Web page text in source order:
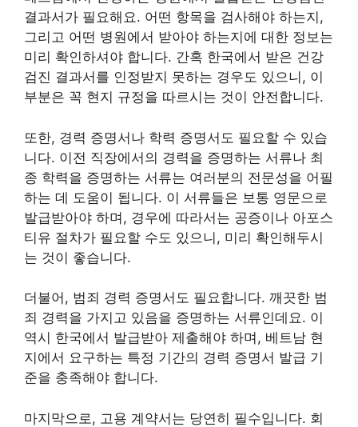
결과서가 필요해요. 어떤 항목을 검사해야 하는지,
그리고 어떤 병원에서 받아야 하는지에 대한 정보는
미리 확인하셔야 합니다. 간혹 한국에서 받은 건강
검진 결과서를 인정받지 못하는 경우도 있으니, 이
부분은 꼭 현지 규정을 따르시는 것이 안전합니다.
또한, 경력 증명서나 학력 증명서도 필요할 수 있습
니다. 이전 직장에서의 경력을 증명하는 서류나 최
종 학력을 증명하는 서류는 여러분의 전문성을 어필
하는 데 도움이 됩니다. 이 서류들은 보통 영문으로
발급받아야 하며, 경우에 따라서는 공증이나 아포스
티유 절차가 필요할 수도 있으니, 미리 확인해두시
는 것이 좋습니다.
더불어, 범죄 경력 증명서도 필요합니다. 깨끗한 범
죄 경력을 가지고 있음을 증명하는 서류인데요. 이
역시 한국에서 발급받아 제출해야 하며, 베트남 현
지에서 요구하는 특정 기간의 경력 증명서 발급 기
준을 충족해야 합니다.
마지막으로, 고용 계약서는 당연히 필수입니다. 회